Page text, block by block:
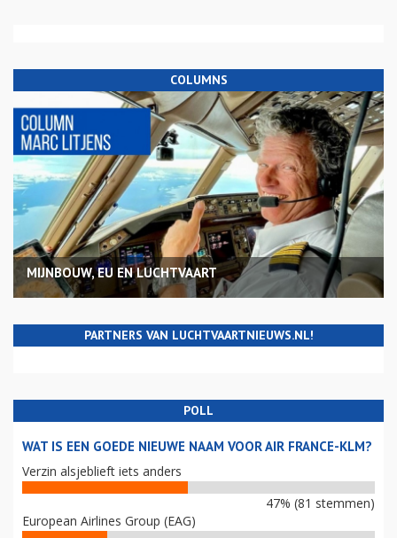
COLUMNS
MIJNBOUW, EU EN LUCHTVAART
PARTNERS VAN LUCHTVAARTNIEUWS.NL!
POLL
WAT IS EEN GOEDE NIEUWE NAAM VOOR AIR FRANCE-KLM?
Verzin alsjeblieft iets anders
47% (81 stemmen)
European Airlines Group (EAG)